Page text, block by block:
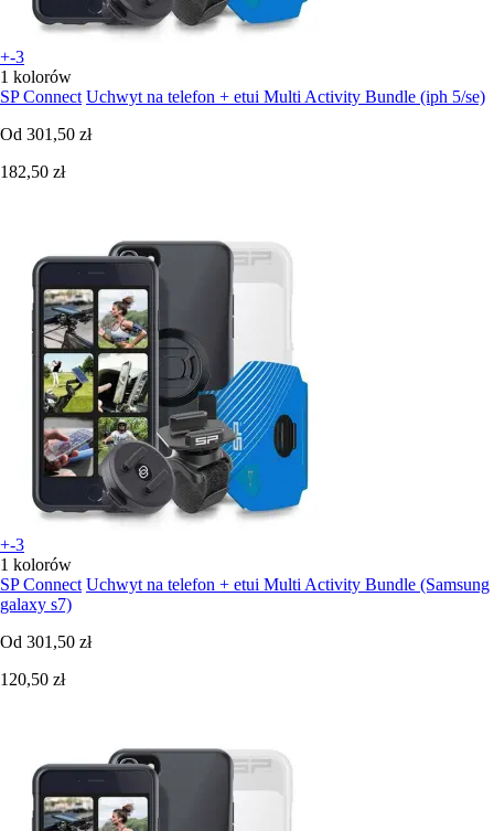
+-3
1 kolorów
SP Connect Uchwyt na telefon + etui Multi Activity Bundle (iph 5/se)
Od 301,50 zł
182,50 zł
+-3
1 kolorów
SP Connect Uchwyt na telefon + etui Multi Activity Bundle (Samsung
galaxy s7)
Od 301,50 zł
120,50 zł